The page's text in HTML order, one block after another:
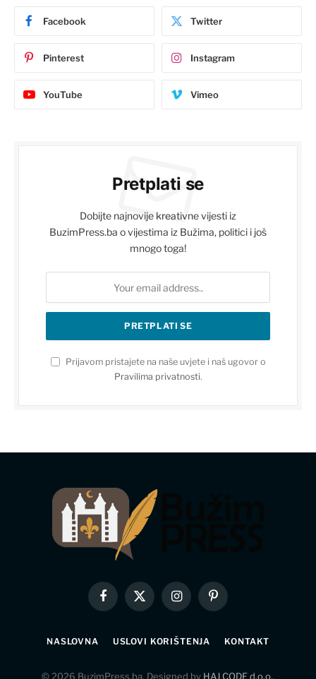
Facebook Twitter
Pinterest Instagram
YouTube Vimeo
Pretplati se
Dobijte najnovije kreativne vijesti iz
BuzimPress.ba o vijestima iz Bužima, politici i još
mnogo toga!
Prijavom pristajete na naše uvjete i naš ugovor o
Pravilima privatnosti.
Facebook
X
InstagramPinterest
NASLOVNA USLOVI KORIŠTENJA KONTAKT
© 2026 BuzimPress.ba. Designed by HAJ CODE d.o.o..